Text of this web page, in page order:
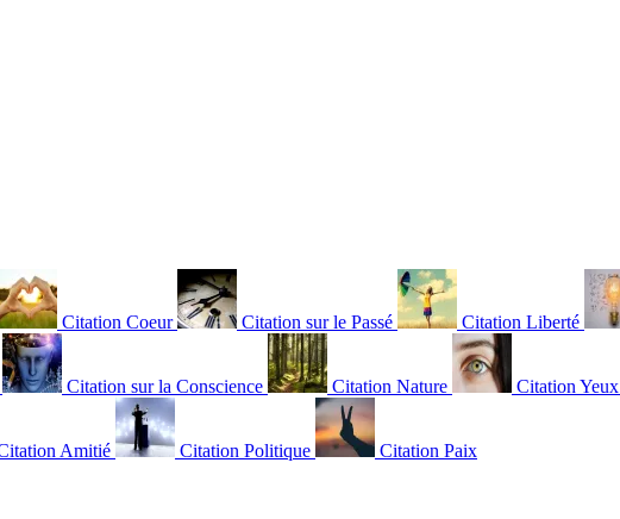
Citation Coeur Citation sur le Passé Citation Liberté
Citation sur la Conscience Citation Nature Citation Yeux
Amitié Citation Politique Citation Paix